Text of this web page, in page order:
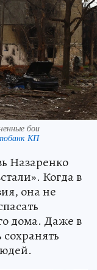
бои
КП
Назаренко
Когда в
она не
дома. Даже в